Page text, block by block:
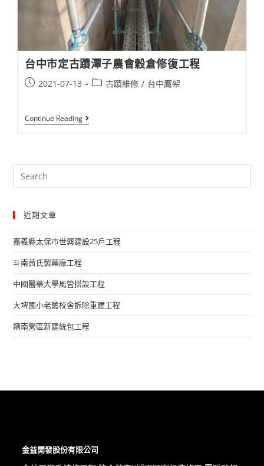
台中市定古蹟潭子農會穀倉修復工程
Post2021-07-13
Post古蹟維修 / 台中鷹架
Continue Reading台
中
蹟
復
Search
this
近期文章
嘉義縣太保市世興建設25戶工程​
斗南黃氏製藥廠工程​
中國醫藥大學風管搭設工程​
大埤國小老舊校舍拆除重建工程​
精南營區新建統包工程
金益開發股份有限公司